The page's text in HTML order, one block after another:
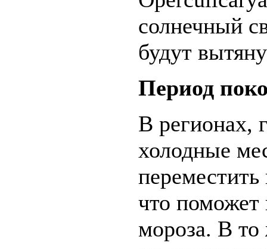
солнечный
будут
Период
В регионах,
холодные
что поможет
мороза. В то